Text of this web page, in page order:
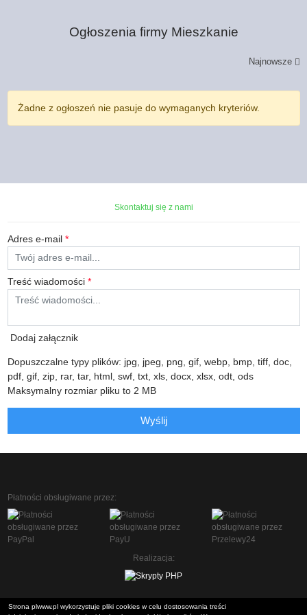
Ogłoszenia firmy Mieszkanie
Najnowsze
Żadne z ogłoszeń nie pasuje do wymaganych kryteriów.
Skontaktuj się z nami
Adres e-mail *
Treść wiadomości *
Dodaj załącznik
Dopuszczalne typy plików: jpg, jpeg, png, gif, webp, bmp, tiff, doc,
pdf, gif, zip, rar, tar, html, swf, txt, xls, docx, xlsx, odt, ods
Maksymalny rozmiar pliku to 2 MB
Wyślij
Płatności obsługiwane przez:
Realizacja:
Strona plwww.pl wykorzystuje pliki cookies w celu dostosowania treści